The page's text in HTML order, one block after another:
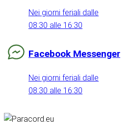
Nei giorni feriali dalle
08:30 alle 16:30
Facebook Messenger
Nei giorni feriali dalle
08:30 alle 16:30